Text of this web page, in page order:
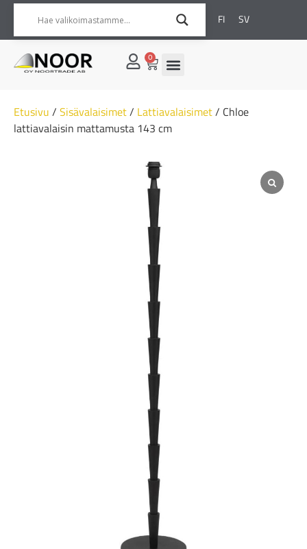
FI SV
0
Etusivu / Sisävalaisimet/ Lattiavalaisimet/ Chloe
lattiavalaisin mattamusta 143 cm